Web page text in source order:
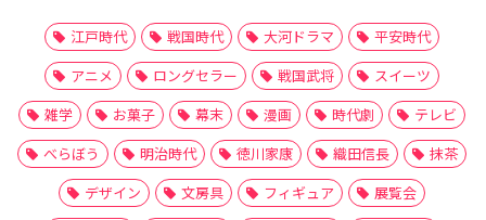
江戸時代 戦国時代 大河ドラマ
平安時代
アニメ
ロングセラー 戦国武将
スイーツ
雑学
お菓子 幕末 漫画 時代劇
テレビ
べらぼう
明治時代 徳川家康 織田信長
抹茶
デザイン
文房具 フィギュア
展覧会